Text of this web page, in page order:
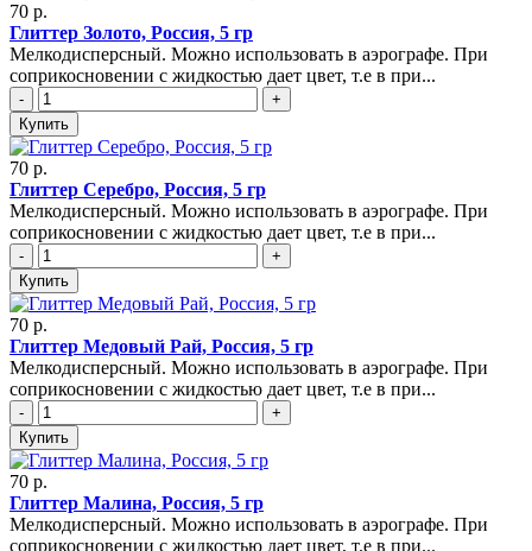
70 р.
Глиттер Золото, Россия, 5 гр
Мелкодисперсный. Можно использовать в аэрографе. При
соприкосновении с жидкостью дает цвет, т.е в при...
-
+
Купить
70 р.
Глиттер Серебро, Россия, 5 гр
Мелкодисперсный. Можно использовать в аэрографе. При
соприкосновении с жидкостью дает цвет, т.е в при...
-
+
Купить
70 р.
Глиттер Медовый Рай, Россия, 5 гр
Мелкодисперсный. Можно использовать в аэрографе. При
соприкосновении с жидкостью дает цвет, т.е в при...
-
+
Купить
70 р.
Глиттер Малина, Россия, 5 гр
Мелкодисперсный. Можно использовать в аэрографе. При
соприкосновении с жидкостью дает цвет, т.е в при...